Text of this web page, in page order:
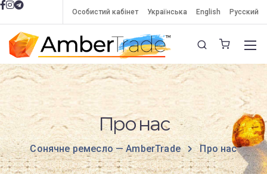
Особистий кабінет Українська English Русский
Про нас
Сонячне ремесло — AmberTrade Про нас